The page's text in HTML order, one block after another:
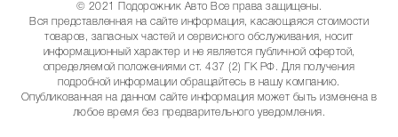
© 2021 Подорожник Авто Все права защищены.
Вся представленная на сайте информация, касающаяся стоимости
товаров, запасных частей и сервисного обслуживания, носит
информационный характер и не является публичной офертой,
определяемой положениями ст. 437 (2) ГК РФ. Для получения
подробной информации обращайтесь в нашу компанию.
Опубликованная на данном сайте информация может быть изменена в
любое время без предварительного уведомления.